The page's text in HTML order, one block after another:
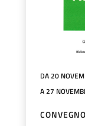
DA 20
A 27
CONVEGNO